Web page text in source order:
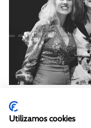
captura de Tatín,
Utilizamos cookies